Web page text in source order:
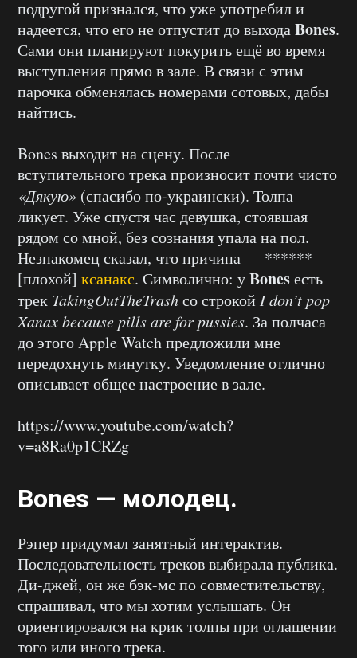
подругой признался, что уже употребил и
надеется, что его не отпустит до выходаBones.
Сами они планируют покурить ещё во время
выступления прямо в зале. В связи с этим
парочка обменялась номерами сотовых, дабы
найтись.
Bones выходит на сцену. После
вступительного трека произносит почти чисто
«Дякую» (спасибо по-украински). Толпа
ликует. Уже спустя час девушка, стоявшая
рядом со мной, без сознания упала на пол.
Незнакомец сказал, что причина — ******
[плохой] ксанакс. Символично: уBonesесть
трек TakingOutTheTrashсо строкой I don’t pop
Xanax because pills are for pussies. За полчаса
до этого Apple Watch предложили мне
передохнуть минутку. Уведомление отлично
описывает общее настроение в зале.
https://www.youtube.com/watch?
v=a8Ra0p1CRZg
Bones — молодец.
Рэпер придумал занятный интерактив.
Последовательность треков выбирала публика.
Ди-джей, он же бэк-мс по совместительству,
спрашивал, что мы хотим услышать. Он
ориентировался на крик толпы при оглашении
того или иного трека.